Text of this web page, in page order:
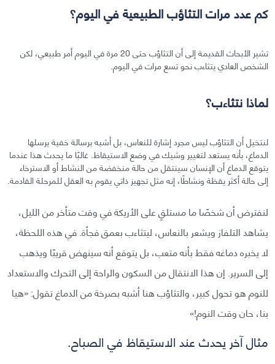
كم عدد مرات التثاؤب الطبيعية في اليوم؟
تشير الأبحاث القديمة إلى أن التثاؤب حتى 20 مرة في اليوم أمر طبيعي، لكن
الشخص العادي يتثاءب نحو تسع مرات في اليوم.
لماذا نتثاءب؟
لنتخيل أن التثاؤب ليس مجرد إشارة للنعاس، بل أشبه برسالة خفية يرسلها
الدماغ، بأنه يستعد لتغيير وشيك في وضع الاستيقاظ. غالبًا ما يحدث هذا عندما
يتوقع الدماغ أن الإنسان سينتقل من حالة منخفضة من النشاط أو الاسترخاء
إلى حالة أكثر يقظة ونشاطًا، إنه مثل تجهيز ذاتي يقوم به العقل للمرحلة القادمة.
لنفترض أن شخصًا ما مستلقٍ على الأريكة في وقت متأخر من الليل،
يشاهد التلفاز ويشعر بالنعاس، ليتثاءب بعمق فجأة. في هذه اللحظة،
لا يخبره دماغه فقط بأنه متعب، بل يتوقع أنه سينهض قريبًا ويذهب
إلى السرير. إن هذا الانتقال من السكون والراحة إلى التحرك والاستعداد
للنوم هو تحول كبير، والتثاؤب هنا أشبه بصرخة من الدماغ تقول: «هيا
بنا، حان وقت النوم!»
مثال آخر يحدث عند الاستيقاظ في الصباح.